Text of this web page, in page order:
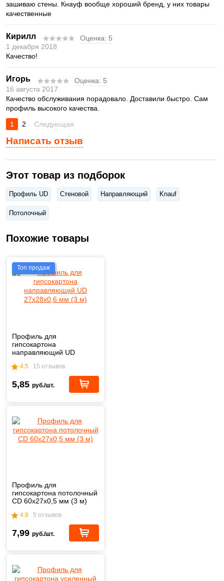
Написать отзыв
зашиваю стены. Кнауф вообще хороший бренд, у них товары
качественные
Кирилл Оценка: 5
1 декабря 2018
Качество!
Игорь Оценка: 5
16 августа 2017
Качество обслуживания порадовало. Доставили быстро. Сам
профиль высокого качества.
1
2 Следующая
Этот товар из подборок
Профиль UD Стеновой Направляющий Knauf
Потолочный
Похожие товары
Топ продаж
Профиль для
гипсокартона
направляющий UD
4.5 15 отзывов
5,85 руб./шт.
Профиль для
гипсокартона потолочный
CD 60х27х0,5 мм (3 м)
4.8 5 отзывов
7,99 руб./шт.